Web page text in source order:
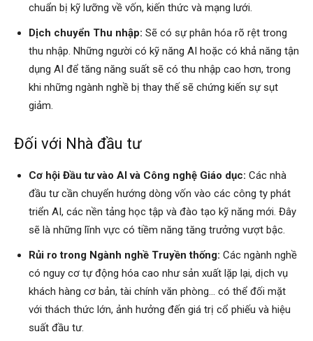
chuẩn bị kỹ lưỡng về vốn, kiến thức và mạng lưới.
Dịch chuyển Thu nhập: Sẽ có sự phân hóa rõ rệt trong
thu nhập. Những người có kỹ năng AI hoặc có khả năng tận
dụng AI để tăng năng suất sẽ có thu nhập cao hơn, trong
khi những ngành nghề bị thay thế sẽ chứng kiến sự sụt
giảm.
Đối với Nhà đầu tư
Cơ hội Đầu tư vào AI và Công nghệ Giáo dục: Các nhà
đầu tư cần chuyển hướng dòng vốn vào các công ty phát
triển AI, các nền tảng học tập và đào tạo kỹ năng mới. Đây
sẽ là những lĩnh vực có tiềm năng tăng trưởng vượt bậc.
Rủi ro trong Ngành nghề Truyền thống: Các ngành nghề
có nguy cơ tự động hóa cao như sản xuất lặp lại, dịch vụ
khách hàng cơ bản, tài chính văn phòng… có thể đối mặt
với thách thức lớn, ảnh hưởng đến giá trị cổ phiếu và hiệu
suất đầu tư.